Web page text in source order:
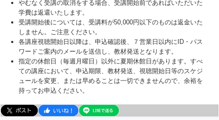
やむなく受講の取消をする場合、受講開始前であればいただいた
学費は返還いたします。
受講開始後については、受講料が50,000円以下のものは返金いた
しません。ご注意ください。
各講座視聴開始日以降は、申込確認後、７営業日以内にID・パス
ワードご案内のメールを送信し、教材発送となります。
指定の休館日（毎週月曜日）以外に夏期休館日があります。すべ
ての講座において、申込期限、教材発送、視聴開始日等のスケジ
ュールを変更、または早めることは一切できませんので、余裕を
持ってお申込ください。